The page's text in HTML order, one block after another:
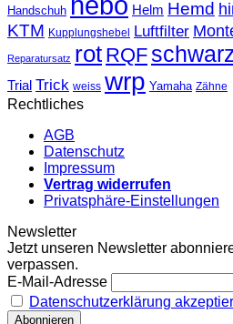
Handschuh Helm Hemd
KTM Kupplungshebel Luftfilter
Reparatursatz rot RQF
Trial Trick weiss wrp Yamaha Zähne
Rechtliches
AGB
Datenschutz
Impressum
Vertrag widerrufen
Privatsphäre-Einstellungen
Newsletter
Jetzt unseren Newsletter
verpassen.
E-Mail-Adresse
Datenschutzerklärung